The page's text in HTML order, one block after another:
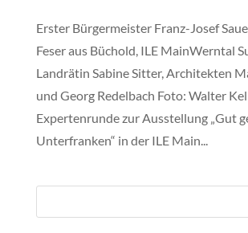
Erster Bürgermeister Franz-Josef
Feser aus Büchold, ILE MainWerntal
Landrätin Sabine Sitter, Architekten
und Georg Redelbach Foto: Walter
Expertenrunde zur Ausstellung „Gut
Unterfranken“ in der ILE Main...